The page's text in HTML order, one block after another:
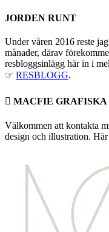
JORDEN RUNT
Under våren 2016 reste
månader, därav
resbloggsinlägg här in i
☞ RESBLOGG.
 MACFIE GRAFISKA
Välkommen att kontakta
design och illustration.